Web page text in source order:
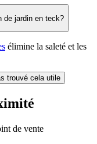
de jardin en teck?
élimine la saleté et les
trouvé cela utile
de vente